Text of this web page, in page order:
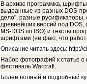
В архиве программка,
выдранные из разных DOS-
дело", разные русификаторы,
древнейших версий под
MS-DOS по ISO) и тексты
шрифтами (не факт, что
Описание читать здесь:
Набор фотографий к статье о
фестиваль Warcraft.
Более полный и подробный